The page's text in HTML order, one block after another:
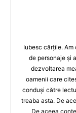
Iubesc cărțile. Am
de personaje și
dezvoltarea
oamenii care
conduși către
treaba asta. De
De aceea